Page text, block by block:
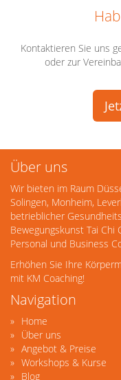
Kontaktieren Sie uns
oder zur
Über uns
Wir bieten im Raum
Solingen, Monheim,
betrieblicher
Bewegungskunst Tai
Personal und Business
Erhöhen Sie Ihre
mit KM Coaching!
Navigation
Home
Über uns
Angebot & Preise
Workshops & Kurse
Blog